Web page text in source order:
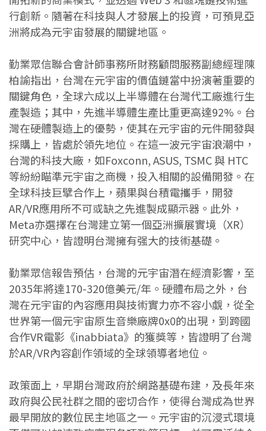
行創新。隨著在科技與人才發展上的投資，可預見亞
洲將成為元宇宙發展的關鍵地區。
勤業眾信聯合會計師事務所財務顧問服務副總經理陳
柏諭指出，台灣在元宇宙的價值鏈當中扮演著重要的
關鍵角色，全球六成以上半導體在台灣代工廠進行生
產製造；其中，先進半導體生產比重更高達92%。台
灣在硬體製造上的優勢，使其在元宇宙的元件開發與
採購上，皆處於領先地位。在這一波元宇宙浪潮中，
台灣的科技大廠，如Foxconn, ASUS, TSMC 與 HTC
等紛紛瞄準元宇宙之商機，投入相關的設備開發。在
全球科技巨擘合作上，蘋果與台積電攜手，開發
AR/VR應用所不可或缺之先進製成顯示器。此外，
Meta亦選擇在台灣建立第一個亞洲擴展實境（XR）
研究中心，皆證明台灣擁有强大的技術基礎。
勤業眾信報告預估，台灣的元宇宙潛在經濟影響，至
2035年將達170-320億美元/年。硬體布局之外，台
灣在元宇宙的內容應用與技術實力亦不容小覷，從全
世界第一個元宇宙原生音樂廠牌0x0的出現，到跨國
合作VR電影《inabbiata》的獲獎等，皆證明了台灣
於AR/VR內容創作領域的全球領導者地位。
政策面上，早期台灣政府於網路基礎布建，及長年來
政府與公民社群之間的密切合作，使得台灣成為世界
最早開放的數位民主地區之一。元宇宙的沉浸式環境